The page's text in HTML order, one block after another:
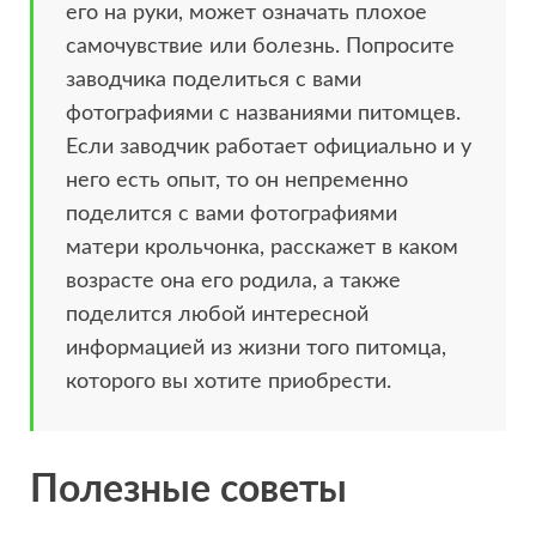
его на руки, может означать плохое
самочувствие или болезнь. Попросите
заводчика поделиться с вами
фотографиями с названиями питомцев.
Если заводчик работает официально и у
него есть опыт, то он непременно
поделится с вами фотографиями
матери крольчонка, расскажет в каком
возрасте она его родила, а также
поделится любой интересной
информацией из жизни того питомца,
которого вы хотите приобрести.
Полезные советы